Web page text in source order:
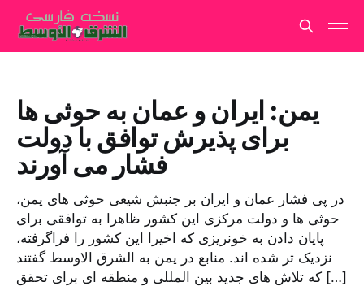
یمن: ایران و عمان به حوثی ها
برای پذیرش توافق با دولت
فشار می آورند
در پی فشار عمان و ایران بر جنبش شیعی حوثی های یمن،
حوثی ها و دولت مرکزی این کشور ظاهرا به توافقی برای
پایان دادن به خونریزی که اخیرا این کشور را فراگرفته،
نزدیک تر شده اند. منابع در یمن به الشرق الاوسط گفتند
که تلاش های جدید بین المللی و منطقه ای برای تحقق […]